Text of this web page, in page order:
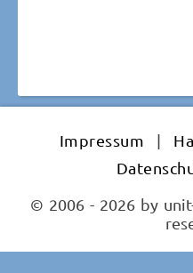
Impressum |
© 2006 - 2026 by